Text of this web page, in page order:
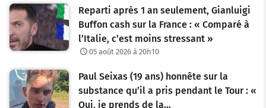
Reparti après 1 an seulement, Gianluigi
Buffon cash sur la France : « Comparé à
l’Italie, c’est moins stressant »
05 août 2026 à 20h10
Paul Seixas (19 ans) honnête sur la
substance qu’il a pris pendant le Tour : «
Oui, je prends de la…